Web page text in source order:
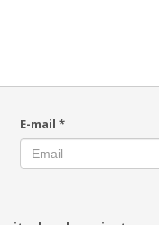
E-mail*